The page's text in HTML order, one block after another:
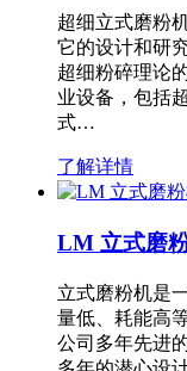
超细立式磨粉
它的设计和研
超细粉碎理论
业设备，包括
式…
了解详情
LM 立式磨
立式磨粉机是
量低、耗能高
公司多年先进